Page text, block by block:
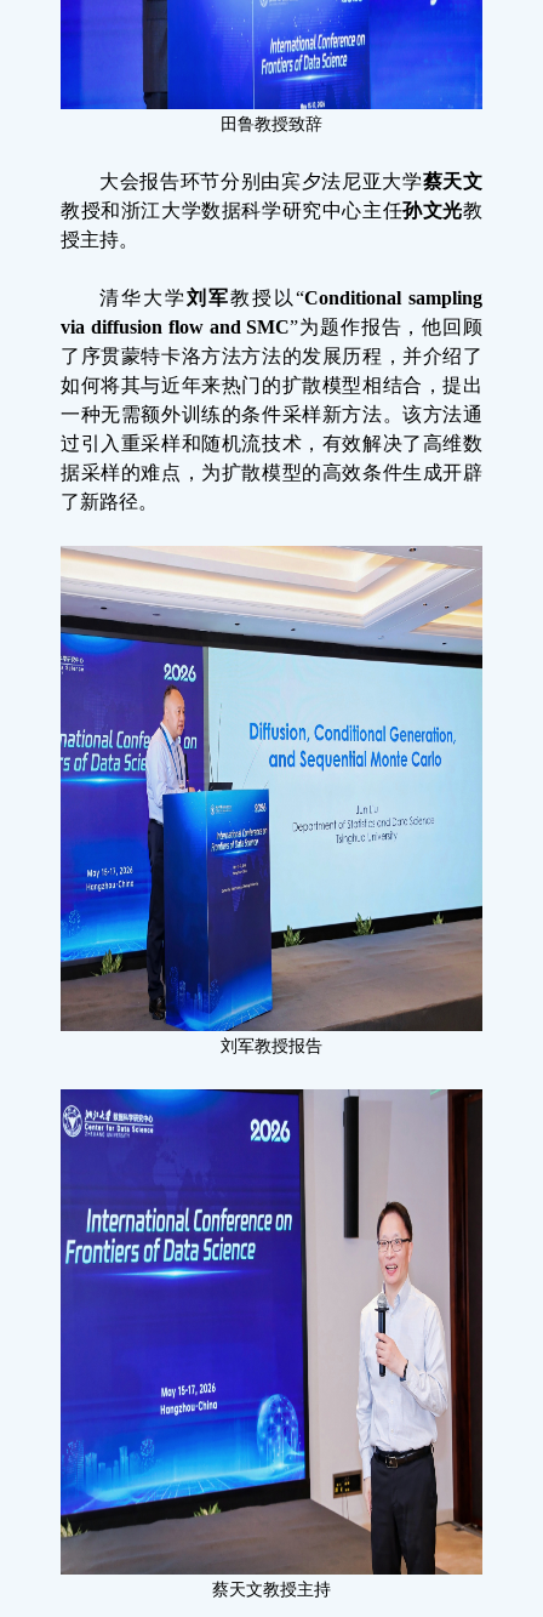
田 鲁教授致辞
大会报告环节分别由宾夕法尼亚大学蔡天文
教授和浙江大学数据科学研究中心主任孙文光教
授主持。
清华大学刘军教授以“Conditional sampling
via diffusion flow and SMC”为题作报告，他回顾
了序贯蒙特卡洛方法方法的发展历程，并介绍了
如何将其与近年来热门的扩散模型相结合，提出
一种无需额外训练的条件采样新方法。该方法通
过引入重采样和随机流技术，有效解决了高维数
据采样的难点，为扩散模型的高效条件生成开辟
了新路径。
刘军教授报告
蔡天文教授主持